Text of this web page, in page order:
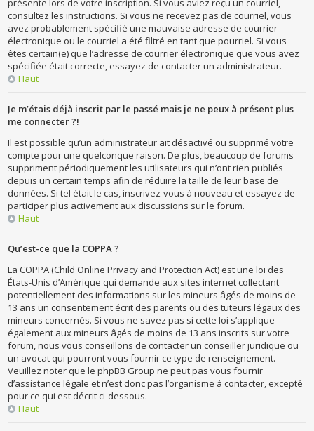
présente lors de votre inscription. Si vous aviez reçu un courriel,
consultez les instructions. Si vous ne recevez pas de courriel, vous
avez probablement spécifié une mauvaise adresse de courrier
électronique ou le courriel a été filtré en tant que pourriel. Si vous
êtes certain(e) que l’adresse de courrier électronique que vous avez
spécifiée était correcte, essayez de contacter un administrateur.
Haut
Je m’étais déjà inscrit par le passé mais je ne peux à présent plus
me connecter ?!
Il est possible qu’un administrateur ait désactivé ou supprimé votre
compte pour une quelconque raison. De plus, beaucoup de forums
suppriment périodiquement les utilisateurs qui n’ont rien publiés
depuis un certain temps afin de réduire la taille de leur base de
données. Si tel était le cas, inscrivez-vous à nouveau et essayez de
participer plus activement aux discussions sur le forum.
Haut
Qu’est-ce que la COPPA ?
La COPPA (Child Online Privacy and Protection Act) est une loi des
États-Unis d’Amérique qui demande aux sites internet collectant
potentiellement des informations sur les mineurs âgés de moins de
13 ans un consentement écrit des parents ou des tuteurs légaux des
mineurs concernés. Si vous ne savez pas si cette loi s’applique
également aux mineurs âgés de moins de 13 ans inscrits sur votre
forum, nous vous conseillons de contacter un conseiller juridique ou
un avocat qui pourront vous fournir ce type de renseignement.
Veuillez noter que le phpBB Group ne peut pas vous fournir
d’assistance légale et n’est donc pas l’organisme à contacter, excepté
pour ce qui est décrit ci-dessous.
Haut